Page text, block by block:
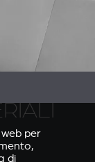
per
di